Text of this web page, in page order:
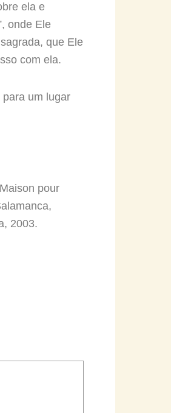
ela e
onde Ele
que Ele
com ela.
um lugar
pour
2003.